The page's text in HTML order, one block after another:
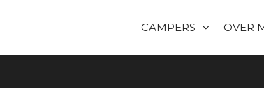
CAMPERS OVER